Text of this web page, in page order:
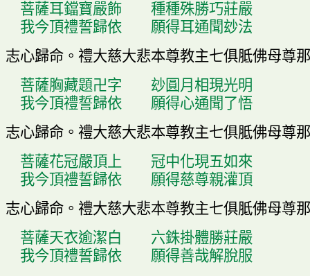
菩薩耳鐺寶嚴飾
種種殊勝巧莊嚴
我今頂禮誓歸依
願得耳通聞玅法
志心歸命。 禮大慈大悲本尊教主七俱胝佛母尊
菩薩胸藏題卍字
玅圓月相現光明
我今頂禮誓歸依
願得心通聞了悟
志心歸命。 禮大慈大悲本尊教主七俱胝佛母尊
菩薩花冠嚴頂上
冠中化現五如來
我今頂禮誓歸依
願得慈尊親灌頂
志心歸命。 禮大慈大悲本尊教主七俱胝佛母尊
菩薩天衣逾潔白
六銖掛體勝莊嚴
我今頂禮誓歸依
願得善哉解脫服